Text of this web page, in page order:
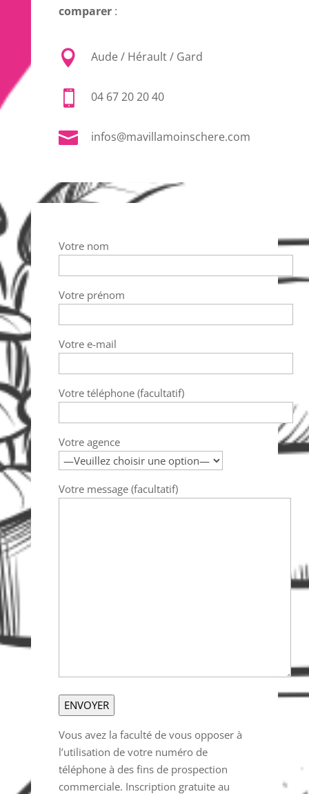
comparer:
 Aude / Hérault / Gard
 04 67 20 20 40
 infos@mavillamoinschere.com
Votre nom
Votre prénom
Votre e-mail
Votre téléphone (facultatif)
Votre agence
Votre message (facultatif)
Vous avez la faculté de vous opposer à
l’utilisation de votre numéro de
téléphone à des fins de prospection
commerciale. Inscription gratuite au